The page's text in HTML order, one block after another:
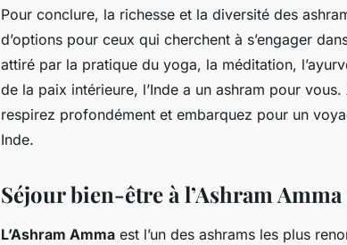
Pour conclure, la richesse et la diversité des
d’options pour ceux qui cherchent à s’engager
attiré par la pratique du yoga, la méditation,
de la paix intérieure, l’Inde a un ashram pour
respirez profondément et embarquez pour un
Inde.
Séjour bien-être à l’Ashram
L’Ashram Amma est l’un des ashrams les plus